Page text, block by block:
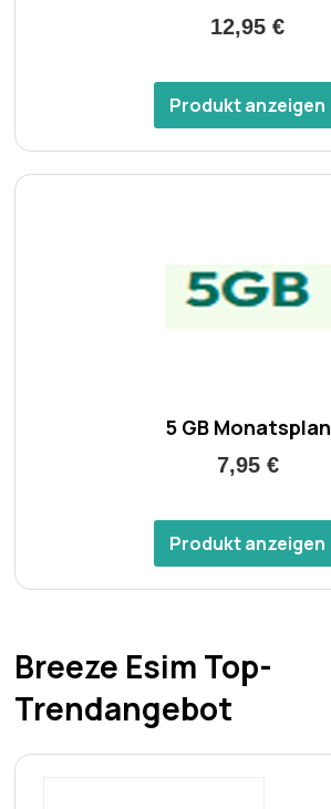
12,95 €
Produkt anzeigen
5 GB Monatsplan
7,95 €
Produkt anzeigen
Breeze Esim Top-
Trendangebot